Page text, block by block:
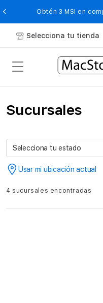
Obtén 3 MSI en
Selecciona tu tienda
Sucursales
Usar mi ubicación actual
4 sucursales encontradas